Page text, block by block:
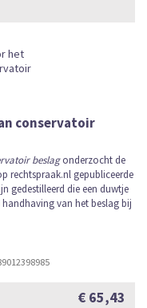
conservatoir
beslagonderzocht de
rechtspraak.nl gepubliceerde
gedestilleerd die een duwtje
van het beslag bij
€ 65,43